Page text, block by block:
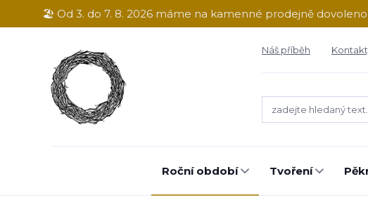
🏖️ Od 3. do 7. 8. 2026 máme na kamenné prodejně
Náš příběh
Roční období Tvoření